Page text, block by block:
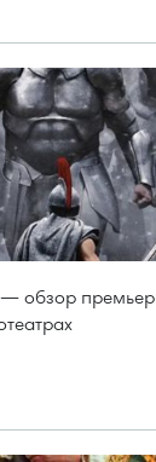
— обзор премьер